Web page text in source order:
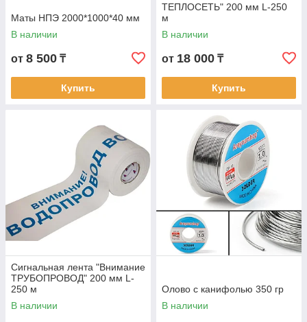
Маты НПЭ 2000*1000*40 мм
В наличии
от 8 500 ₸
Купить
ТЕПЛОСЕТЬ" 200 мм L-250
м
В наличии
от 18 000 ₸
Купить
Сигнальная лента "Внимание
ТРУБОПРОВОД" 200 мм L-
250 м
В наличии
Олово с канифолью 350 гр
В наличии